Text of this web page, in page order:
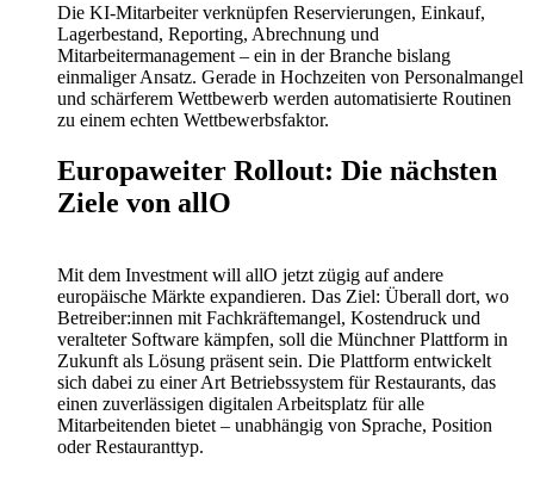
Die KI-Mitarbeiter verknüpfen Reservierungen, Einkauf,
Lagerbestand, Reporting, Abrechnung und
Mitarbeitermanagement – ein in der Branche bislang
einmaliger Ansatz. Gerade in Hochzeiten von Personalmangel
und schärferem Wettbewerb werden automatisierte Routinen
zu einem echten Wettbewerbsfaktor.
Europaweiter Rollout: Die nächsten
Ziele von allO
Mit dem Investment will allO jetzt zügig auf andere
europäische Märkte expandieren. Das Ziel: Überall dort, wo
Betreiber:innen mit Fachkräftemangel, Kostendruck und
veralteter Software kämpfen, soll die Münchner Plattform in
Zukunft als Lösung präsent sein. Die Plattform entwickelt
sich dabei zu einer Art Betriebssystem für Restaurants, das
einen zuverlässigen digitalen Arbeitsplatz für alle
Mitarbeitenden bietet – unabhängig von Sprache, Position
oder Restauranttyp.